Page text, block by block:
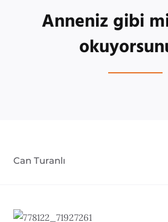
Anneniz gibi
Can Turanlı